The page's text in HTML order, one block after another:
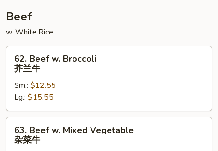
Beef
w. White Rice
Beef
Broccoli
兰
牛
62. Beef w. Broccoli
芥兰牛
Sm.: $12.55
Lg.: $15.55
Beef
63. Beef w. Mixed Vegetable
杂菜牛